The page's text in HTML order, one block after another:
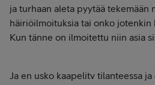
ja turhaan aleta pyytää tekemään
häiriöilmoituksia tai onko jotenkin
Kun tänne on ilmoitettu niin asia
Ja en usko kaapelitv tilanteessa